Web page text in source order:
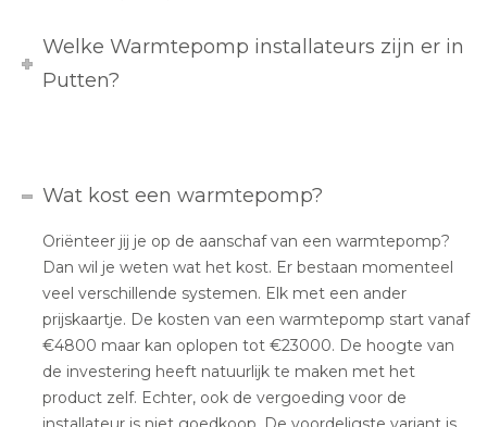
Welke Warmtepomp installateurs zijn er in
Putten?
Wat kost een warmtepomp?
Oriënteer jij je op de aanschaf van een warmtepomp?
Dan wil je weten wat het kost. Er bestaan momenteel
veel verschillende systemen. Elk met een ander
prijskaartje. De kosten van een warmtepomp start vanaf
€4800 maar kan oplopen tot €23000. De hoogte van
de investering heeft natuurlijk te maken met het
product zelf. Echter, ook de vergoeding voor de